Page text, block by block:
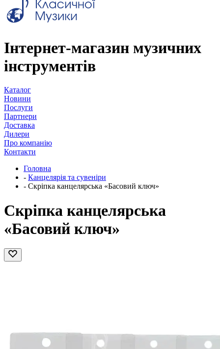
Інтернет-магазин музичних
інструментів
Каталог
Новини
Послуги
Партнери
Доставка
Дилери
Про компанію
Контакти
Головна
- Канцелярія та сувеніри
- Скріпка канцелярська «Басовий ключ»
Скріпка канцелярська
«Басовий ключ»